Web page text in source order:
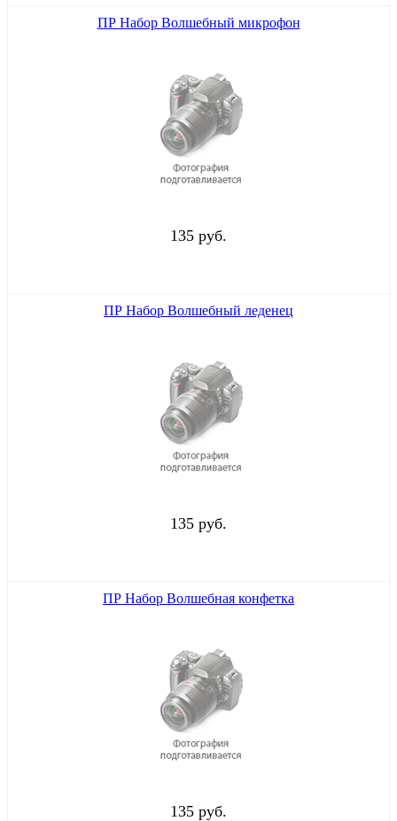
ПР Набор Волшебный микрофон
135 руб.
ПР Набор Волшебный леденец
135 руб.
ПР Набор Волшебная конфетка
135 руб.